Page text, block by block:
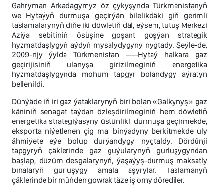
Gahryman Arkadagymyz öz çykyşynda Türkmenistanyň
we Hytaýyň durmuşa geçirýän bilelikdäki giň gerimli
taslamalarynyň diňe iki döwletiň däl, eýsem, tutuş Merkezi
Aziýa sebitiniň ösüşine goşant goşýan strategik
hyzmatdaşlygyň aýdyň mysalydygyny nygtady. Şeýle-de,
2009-njy ýylda Türkmenistan —–Hytaý halkara gaz
geçirijisiniň ulanyşa girizilmeginiň energetika
hyzmatdaşlygynda möhüm tapgyr bolandygy aýratyn
bellenildi.
Dünýäde iň iri gaz ýataklarynyň biri bolan «Galkynyş» gaz
käniniň senagat taýdan özleşdirilmeginiň hem döwletiň
energetika strategiýasyny üstünlikli durmuşa geçirmekde,
eksporta niýetlenen çig mal binýadyny berkitmekde uly
ähmiýete eýe bolup durýandygy nygtaldy. Dördünji
tapgyryň çäklerinde gaz guýularynyň gurluşygyndan
başlap, düzüm desgalarynyň, ýaşaýyş-durmuş maksatly
binalaryň gurluşygy amala aşyrylar. Taslamanyň
çäklerinde bir müňden gowrak täze iş orny dörediler.